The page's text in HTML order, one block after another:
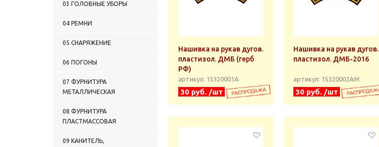
03 ГОЛОВНЫЕ УБОРЫ
04 РЕМНИ
05 СНАРЯЖЕНИЕ
06 ПОГОНЫ
07 ФУРНИТУРА
МЕТАЛЛИЧЕСКАЯ
08 ФУРНИТУРА
ПЛАСТМАССОВАЯ
09 КАНИТЕЛЬ,
Нашивка на рукав дугов.
пластизол. ДМБ (герб
РФ)
артикул: 15320001А
30 руб. /шт
Нашивка на рукав дугов.
пластизол. ДМБ-2016
артикул: 15320002АМ
30 руб. /шт